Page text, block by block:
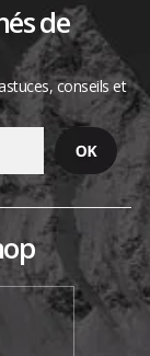
de
conseils et